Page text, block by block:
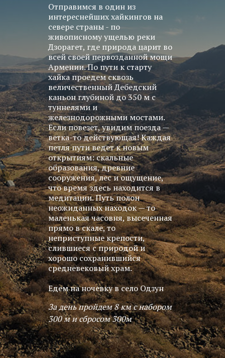
Отправимся в один из
интереснейших хайкингов на
севере страны - по
живописному ущелью реки
Дзорагет, где природа царит во
всей своей первозданной мощи
Армении. По пути к старту
хайка проедем сквозь
величественный Дебедский
каньон глубиной до 350 м с
туннелями и
железнодорожными мостами.
Если повезет, увидим поезда —
ветка-то действующая! Каждая
петля пути ведет к новым
открытиям: скальные
образования, древние
сооружения, лес и ощущение,
что время здесь находится в
медитации. Путь полон
неожиданных находок — то
маленькая часовня, высеченная
прямо в скале, то
неприступные крепости,
слившиеся с природой и
хорошо сохранившийся
средневековый храм.
Едем на ночевку в село Одзун
За день пройдем 8 км с набором
300 м и сбросом 300м